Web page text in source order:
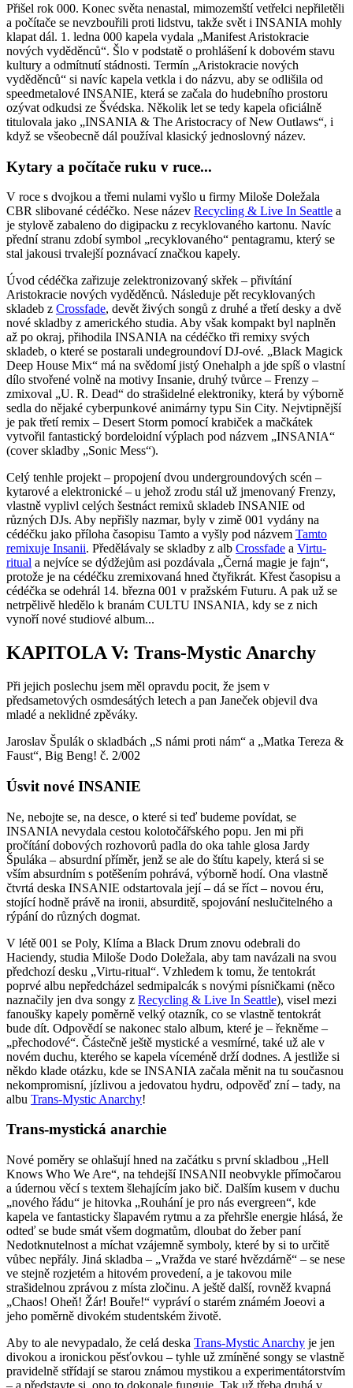
Přišel rok 000. Konec světa nenastal, mimozemští vetřelci nepřiletěli
a počítače se nevzbouřili proti lidstvu, takže svět i INSANIA mohly
klapat dál. 1. ledna 000 kapela vydala „Manifest Aristokracie
nových vyděděnců“. Šlo v podstatě o prohlášení k dobovém stavu
kultury a odmítnutí stádnosti. Termín „Aristokracie nových
vyděděnců“ si navíc kapela vetkla i do názvu, aby se odlišila od
speedmetalové INSANIE, která se začala do hudebního prostoru
ozývat odkudsi ze Švédska. Několik let se tedy kapela oficiálně
titulovala jako „INSANIA & The Aristocracy of New Outlaws“, i
když se všeobecně dál používal klasický jednoslovný název.
Kytary a počítače ruku v ruce...
V roce s dvojkou a třemi nulami vyšlo u firmy Miloše Doležala
CBR slibované cédéčko. Nese název Recycling & Live In Seattle a
je stylově zabaleno do digipacku z recyklovaného kartonu. Navíc
přední stranu zdobí symbol „recyklovaného“ pentagramu, který se
stal jakousi trvalejší poznávací značkou kapely.
Úvod cédéčka zařizuje zelektronizovaný skřek – přivítání
Aristokracie nových vyděděnců. Následuje pět recyklovaných
skladeb z Crossfade, devět živých songů z druhé a třetí desky a dvě
nové skladby z amerického studia. Aby však kompakt byl naplněn
až po okraj, přihodila INSANIA na cédéčko tři remixy svých
skladeb, o které se postarali undegroundoví DJ-ové. „Black Magick
Deep House Mix“ má na svědomí jistý Onehalph a jde spíš o vlastní
dílo stvořené volně na motivy Insanie, druhý tvůrce – Frenzy –
zmixoval „U. R. Dead“ do strašidelné elektroniky, která by výborně
sedla do nějaké cyberpunkové animárny typu Sin City. Nejvtipnější
je pak třetí remix – Desert Storm pomocí krabiček a mačkátek
vytvořil fantastický bordeloidní výplach pod názvem „INSANIA“
(cover skladby „Sonic Mess“).
Celý tenhle projekt – propojení dvou undergroundových scén –
kytarové a elektronické – u jehož zrodu stál už jmenovaný Frenzy,
vlastně vyplivl celých šestnáct remixů skladeb INSANIE od
různých DJs. Aby nepřišly nazmar, byly v zimě 001 vydány na
cédéčku jako příloha časopisu Tamto a vyšly pod názvem Tamto
remixuje Insanii. Předělávaly se skladby z alb Crossfade a Virtu-
ritual a nejvíce se dýdžejům asi pozdávala „Černá magie je fajn“,
protože je na cédéčku zremixovaná hned čtyřikrát. Křest časopisu a
cédéčka se odehrál 14. března 001 v pražském Futuru. A pak už se
netrpělivě hledělo k branám CULTU INSANIA, kdy se z nich
vynoří nové studiové album...
KAPITOLA V: Trans-Mystic Anarchy
Při jejich poslechu jsem měl opravdu pocit, že jsem v
předsametových osmdesátých letech a pan Janeček objevil dva
mladé a neklidné zpěváky.
Jaroslav Špulák o skladbách „S námi proti nám“ a „Matka Tereza &
Faust“, Big Beng! č. 2/002
Úsvit nové INSANIE
Ne, nebojte se, na desce, o které si teď budeme povídat, se
INSANIA nevydala cestou kolotočářského popu. Jen mi při
pročítání dobových rozhovorů padla do oka tahle glosa Jardy
Špuláka – absurdní příměr, jenž se ale do štítu kapely, která si se
vším absurdním s potěšením pohrává, výborně hodí. Ona vlastně
čtvrtá deska INSANIE odstartovala její – dá se říct – novou éru,
stojící hodně právě na ironii, absurditě, spojování neslučitelného a
rýpání do různých dogmat.
V létě 001 se Poly, Klíma a Black Drum znovu odebrali do
Haciendy, studia Miloše Dodo Doležala, aby tam navázali na svou
předchozí desku „Virtu-ritual“. Vzhledem k tomu, že tentokrát
poprvé albu nepředcházel sedmipalcák s novými písničkami (něco
naznačily jen dva songy z Recycling & Live In Seattle), visel mezi
fanoušky kapely poměrně velký otazník, co se vlastně tentokrát
bude dít. Odpovědí se nakonec stalo album, které je – řekněme –
„přechodové“. Částečně ještě mystické a vesmírné, také už ale v
novém duchu, kterého se kapela víceméně drží dodnes. A jestliže si
někdo klade otázku, kde se INSANIA začala měnit na tu současnou
nekompromisní, jízlivou a jedovatou hydru, odpověď zní – tady, na
albu Trans-Mystic Anarchy!
Trans-mystická anarchie
Nové poměry se ohlašují hned na začátku s první skladbou „Hell
Knows Who We Are“, na tehdejší INSANII neobvykle přímočarou
a údernou věcí s textem šlehajícím jako bič. Dalším kusem v duchu
„nového řádu“ je hitovka „Rouhání je pro nás evergreen“, kde
kapela ve fantasticky šlapavém rytmu a za přehršle energie hlásá, že
odteď se bude smát všem dogmatům, dloubat do žeber paní
Nedotknutelnost a míchat vzájemně symboly, které by si to určitě
vůbec nepřály. Jiná skladba – „Vražda ve staré hvězdárně“ – se nese
ve stejně rozjetém a hitovém provedení, a je takovou mile
strašidelnou zprávou z místa zločinu. A ještě další, rovněž kvapná
„Chaos! Oheň! Žár! Bouře!“ vypráví o starém známém Joeovi a
jeho poměrně divokém studentském životě.
Aby to ale nevypadalo, že celá deska Trans-Mystic Anarchy je jen
divokou a ironickou pěsťovkou – tyhle už zmíněné songy se vlastně
pravidelně střídají se starou známou mystikou a experimentátorstvím
– a představte si, ono to dokonale funguje. Tak už třeba druhá v